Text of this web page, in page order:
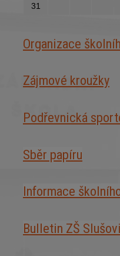
31
Organizace
Zájmové kroužky
Podřevnická
Sběr papíru
Informace
Bulletin ZŠ